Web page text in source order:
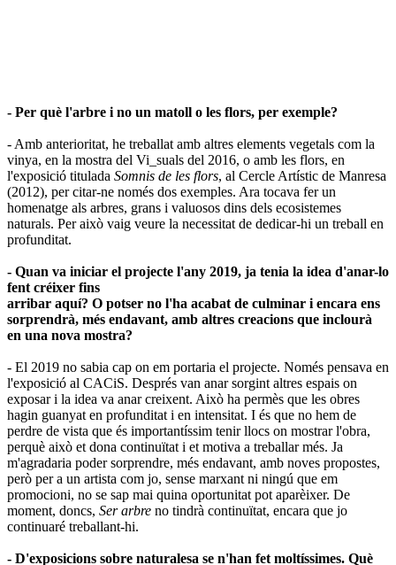
- Per què l'arbre i no un matoll o les flors, per exemple?
- Amb anterioritat, he treballat amb altres elements vegetals com la
vinya, en la mostra del Vi_suals del 2016, o amb les flors, en
l'exposició titulada Somnis de les flors, al Cercle Artístic de Manresa
(2012), per citar-ne només dos exemples. Ara tocava fer un
homenatge als arbres, grans i valuosos dins dels ecosistemes
naturals. Per això vaig veure la necessitat de dedicar-hi un treball en
profunditat.
- Quan va iniciar el projecte l'any 2019, ja tenia la idea d'anar-lo
fent créixer fins
arribar aquí? O potser no l'ha acabat de culminar i encara ens
sorprendrà, més endavant, amb altres creacions que inclourà
en una nova mostra?
- El 2019 no sabia cap on em portaria el projecte. Només pensava en
l'exposició al CACiS. Després van anar sorgint altres espais on
exposar i la idea va anar creixent. Això ha permès que les obres
hagin guanyat en profunditat i en intensitat. I és que no hem de
perdre de vista que és importantíssim tenir llocs on mostrar l'obra,
perquè això et dona continuïtat i et motiva a treballar més. Ja
m'agradaria poder sorprendre, més endavant, amb noves propostes,
però per a un artista com jo, sense marxant ni ningú que em
promocioni, no se sap mai quina oportunitat pot aparèixer. De
moment, doncs, Ser arbre no tindrà continuïtat, encara que jo
continuaré treballant-hi.
- D'exposicions sobre naturalesa se n'han fet moltíssimes. Què